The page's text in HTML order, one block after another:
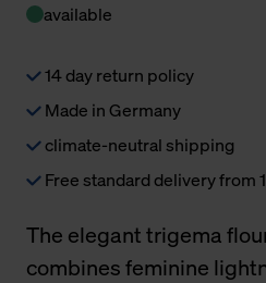
available
14 day return policy
Made in Germany
climate-neutral shipping
Free standard delivery from
The elegant trigema
combines feminine